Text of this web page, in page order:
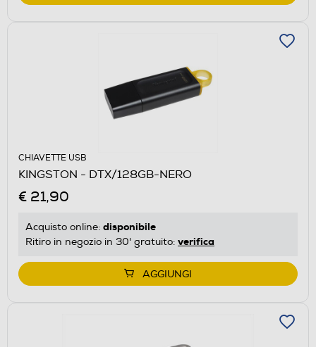
CHIAVETTE USB
KINGSTON - DTX/128GB-NERO
€ 21,90
Acquisto online: disponibile
Ritiro in negozio in 30' gratuito: verifica
AGGIUNGI